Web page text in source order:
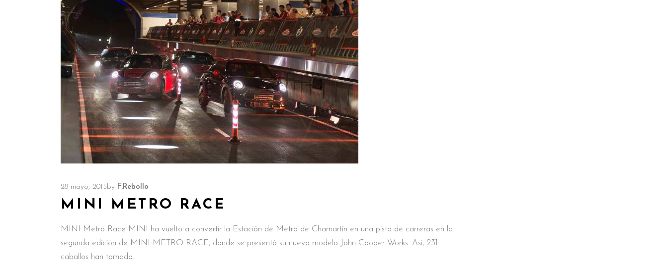
28 mayo, 2015by F.Rebollo
MINI METRO RACE
MINI Metro Race MINI ha vuelto a convertir la Estación de Metro de Chamartín en una pista de carreras en la
segunda edición de MINI METRO RACE, donde se presentó su nuevo modelo John Cooper Works. Así, 231
caballos han tomado